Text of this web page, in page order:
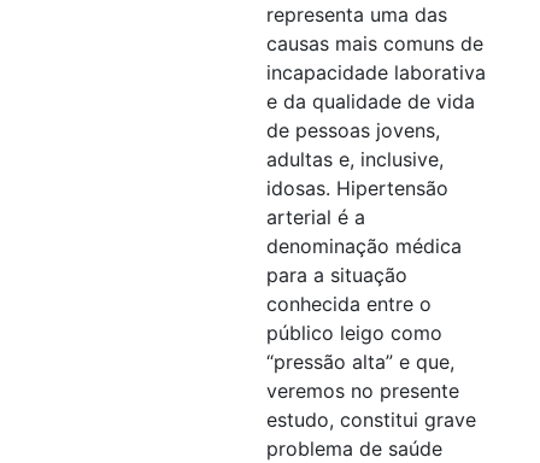
representa uma das
causas mais comuns de
incapacidade laborativa
e da qualidade de vida
de pessoas jovens,
adultas e, inclusive,
idosas. Hipertensão
arterial é a
denominação médica
para a situação
conhecida entre o
público leigo como
“pressão alta” e que,
veremos no presente
estudo, constitui grave
problema de saúde